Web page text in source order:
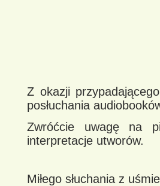
Z okazji
posłuchania
Zwróćcie uwagę na
interpretacje utworów.
Miłego słuchania z